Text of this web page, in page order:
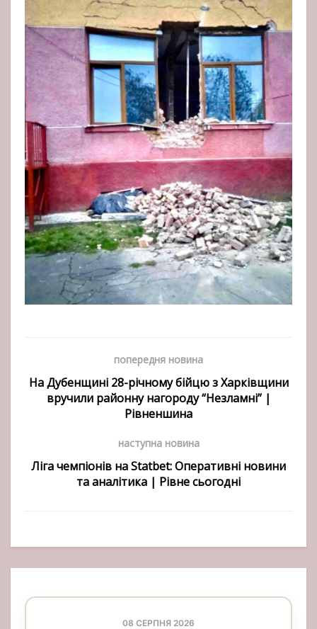
попередня новина
На Дубенщині 28-річному бійцю з Харківщини
вручили районну нагороду “Незламні” |
Рівненшина
наступна новина
Ліга чемпіонів на Statbet: Оперативні новини
та аналітика | Рівне сьогодні
08 СЕРПНЯ 2026